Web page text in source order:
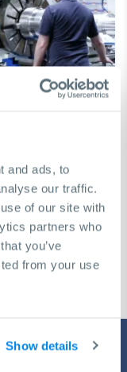
and ads, to
our traffic.
of our site with
partners who
you’ve
from your use
Show details
machine ?
la bonne
gratuite